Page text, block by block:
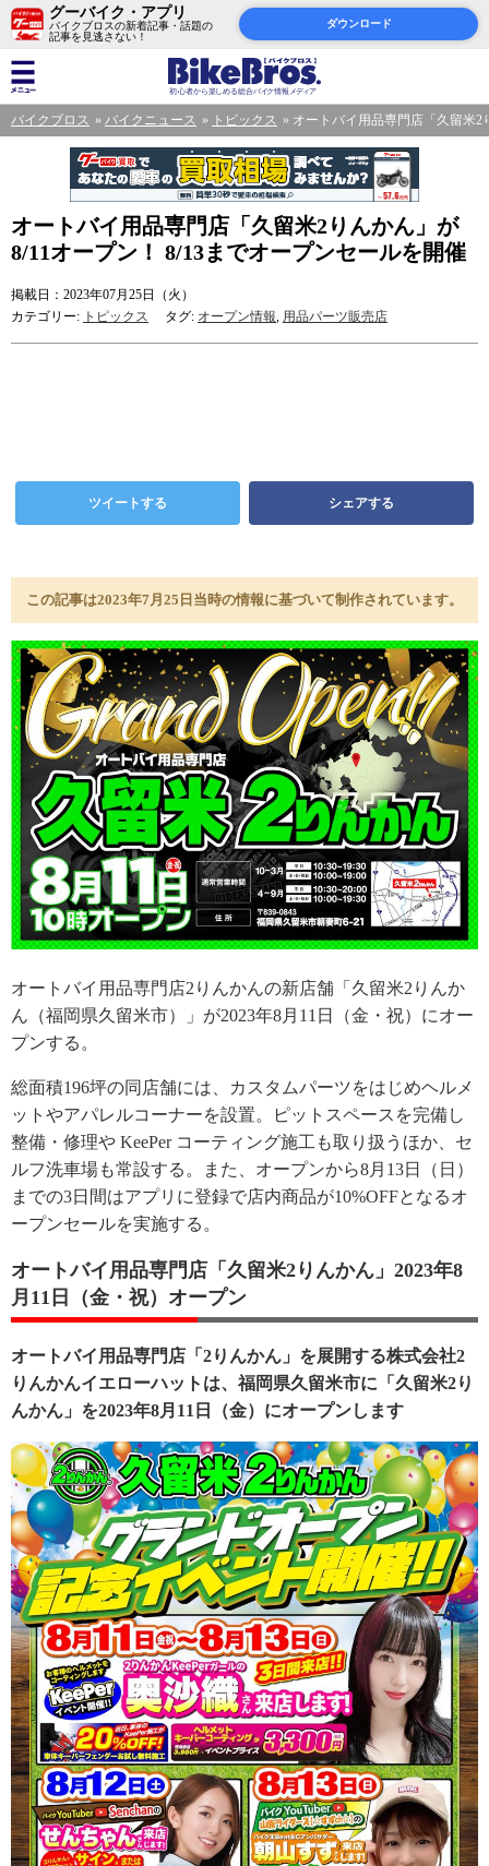
グーバイク・アプリ
バイクブロスの新着記事・話題の
記事を見逃さない！
ダウンロード
バイクブロス バイクニュース トピックス オートバイ用品専門店「久留米2
オートバイ用品専門店「久留米2りんかん」が
8/11オープン！ 8/13までオープンセールを開催
掲載日：2023年07月25日（火）
カテゴリー: トピックス タグ: オープン情報, 用品パーツ販売店
ツイートする シェアする
この記事は2023年7月25日当時の情報に基づいて制作されています。
オートバイ用品専門店2りんかんの新店舗「久留米2りんか
ん（福岡県久留米市）」が2023年8月11日（金・祝）にオー
プンする。
総面積196坪の同店舗には、カスタムパーツをはじめヘルメ
ットやアパレルコーナーを設置。ピットスペースを完備し
整備・修理や KeePer コーティング施工も取り扱うほか、セ
ルフ洗車場も常設する。また、オープンから8月13日（日）
までの3日間はアプリに登録で店内商品が10%OFFとなるオ
ープンセールを実施する。
オートバイ用品専門店「久留米2りんかん」2023年8
月11日（金・祝）オープン
オートバイ用品専門店「2りんかん」を展開する株式会社2
りんかんイエローハットは、福岡県久留米市に「久留米2り
んかん」を2023年8月11日（金）にオープンします